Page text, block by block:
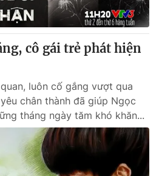
cô gái trẻ phát hiện
luôn cố gắng vượt qua
chân thành đã giúp Ngọc
tháng ngày tăm khó khăn...